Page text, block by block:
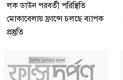
লক ডাউন পরবর্তী পরিস্থিতি
মোকাবেলায় ফ্রান্সে চলছে ব্যাপক
প্রস্তুতি